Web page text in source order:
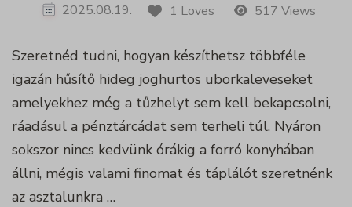
2025.08.19. 1 Loves 517 Views
Szeretnéd tudni, hogyan készíthetsz többféle
igazán hűsítő hideg joghurtos uborkaleveseket
amelyekhez még a tűzhelyt sem kell bekapcsolni,
ráadásul a pénztárcádat sem terheli túl. Nyáron
sokszor nincs kedvünk órákig a forró konyhában
állni, mégis valami finomat és táplálót szeretnénk
az asztalunkra …